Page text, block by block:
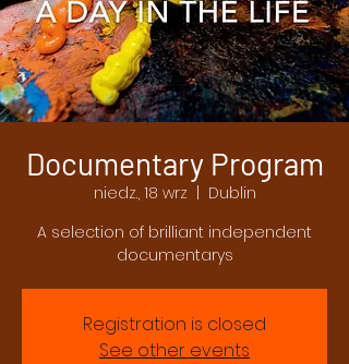
Documentary Program
niedz., 18 wrz
Dublin
A selection of brilliant independent
documentarys
Registration is closed
See other events